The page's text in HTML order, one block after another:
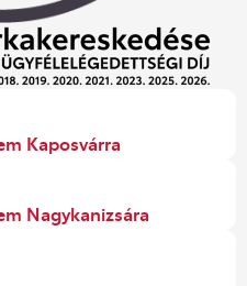
Kaposvárra
Nagykanizsára